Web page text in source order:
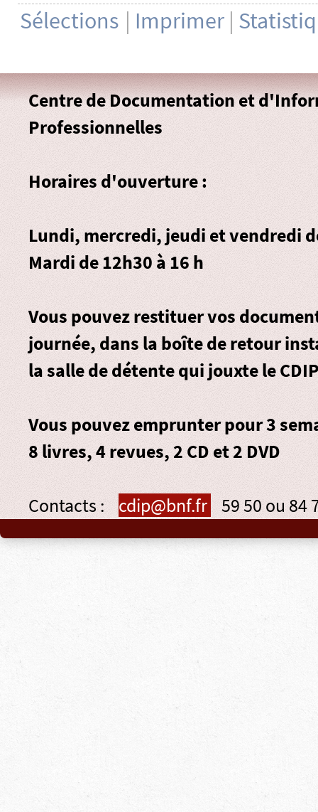
Sélections | Imprimer |
Centre de Documentation et
Professionnelles
Horaires d'ouverture :
Lundi, mercredi, jeudi et vendredi
Mardi de 12h30 à 16 h
Vous pouvez restituer vos
journée, dans la boîte de retour
la salle de détente qui jouxte le
Vous pouvez emprunter pour 3
8 livres, 4 revues, 2 CD et 2 DVD
Contacts : cdip@bnf.fr 59 50 ou 84